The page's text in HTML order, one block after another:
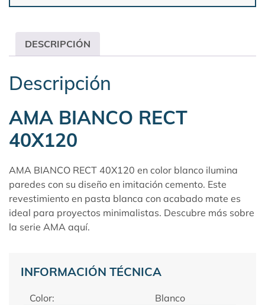
DESCRIPCIÓN
Descripción
AMA BIANCO RECT
40X120
AMA BIANCO RECT 40X120 en color blanco ilumina
paredes con su diseño en imitación cemento. Este
revestimiento en pasta blanca con acabado mate es
ideal para proyectos minimalistas. Descubre más sobre
la serie AMA aquí.
INFORMACIÓN TÉCNICA
Color:
Blanco